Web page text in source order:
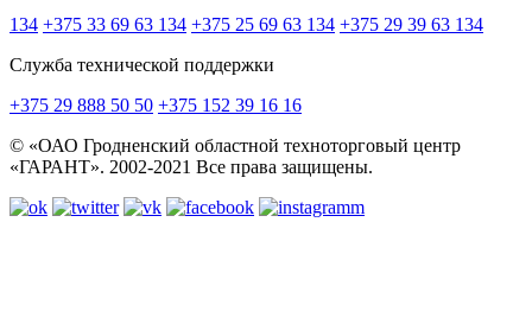
134 +375 33 69 63 134 +375 25 69 63 134 +375 29 39 63 134
Служба технической поддержки
+375 29 888 50 50 +375 152 39 16 16
© «ОАО Гродненский областной техноторговый центр
«ГАРАНТ». 2002-2021 Все права защищены.